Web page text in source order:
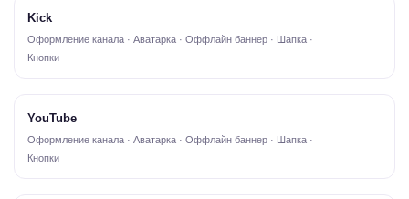
Kick
Оформление канала · Аватарка · Оффлайн баннер · Шапка ·
Кнопки
YouTube
Оформление канала · Аватарка · Оффлайн баннер · Шапка ·
Кнопки